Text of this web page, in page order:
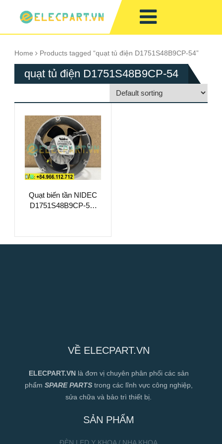
Home Products tagged “quạt tủ điện D1751S48B9CP-54”
quạt tủ điện D1751S48B9CP-54
Quạt biến tần NIDEC
D1751S48B9CP-54,
VỀ ELECPART.VN
ELECPART.VN là đơn vị chuyên phân phối các sản
phẩm SPARE PARTStrong các lĩnh vực công nghiệp,
sửa chữa và bảo trì thiết bị.
SẢN PHẨM
ĐÈN LED Y KHOA / NHA KHOA